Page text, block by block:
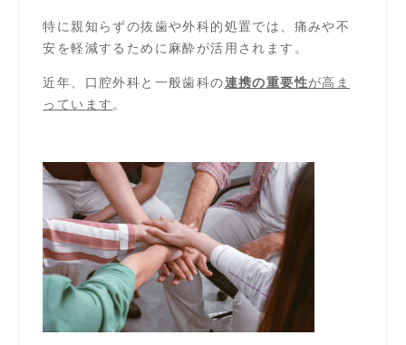
特に親知らずの抜歯や外科的処置では、痛みや不
安を軽減するために麻酔が活用されます。
近年、口腔外科と一般歯科の連携の重要性が高ま
っています 。